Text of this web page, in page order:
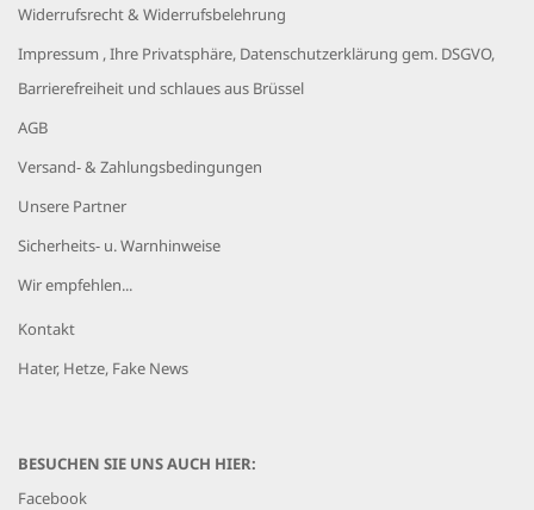
Widerrufsrecht & Widerrufsbelehrung
Impressum , Ihre Privatsphäre, Datenschutzerklärung gem. DSGVO,
Barrierefreiheit und schlaues aus Brüssel
AGB
Versand- & Zahlungsbedingungen
Unsere Partner
Sicherheits- u. Warnhinweise
Wir empfehlen...
Kontakt
Hater, Hetze, Fake News
BESUCHEN SIE UNS AUCH HIER:
Facebook